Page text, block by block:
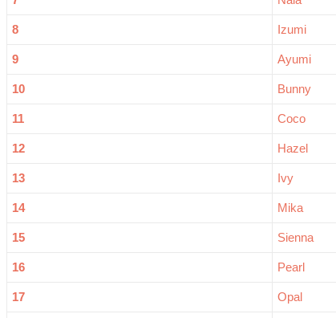
8 Izumi
9 Ayumi
10 Bunny
11 Coco
12 Hazel
13 Ivy
14 Mika
15 Sienna
16 Pearl
17 Opal